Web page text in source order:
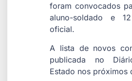
foram convocados
aluno-soldado e
oficial.
A lista de novos
publicada no
Estado nos próximos